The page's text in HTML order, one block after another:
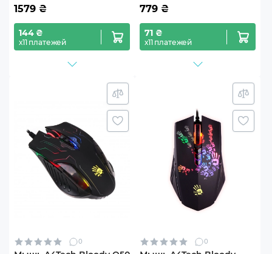
1579 ₴
144 ₴
х11 платежей
779 ₴
71 ₴
х11 платежей
0 0